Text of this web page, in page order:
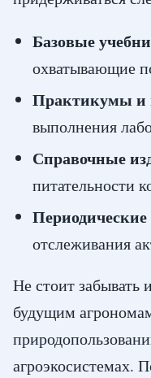
Базовые
охватывающие
Практикумы и
выполнения
Справочные
питательности
отслеживания
Не стоит
будущим
агроэкосистемах.